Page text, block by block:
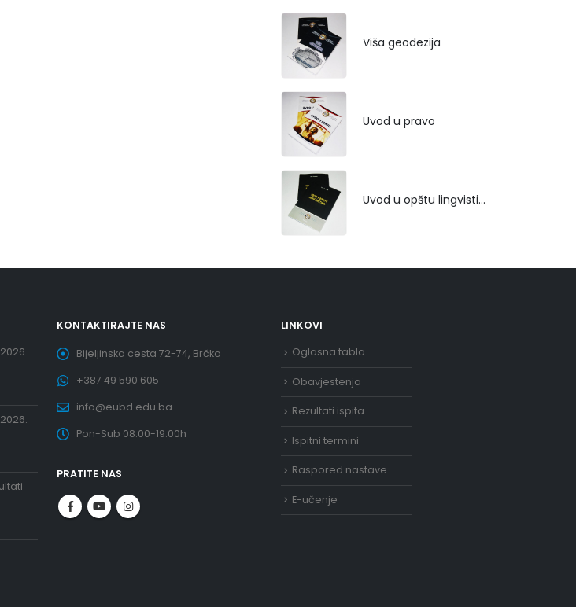
Viša geodezija
Uvod u pravo
Uvod u opštu lingvistiku
KONTAKTIRAJTE NAS
Bijeljinska cesta 72-74, Brčko
+387 49 590 605
info@eubd.edu.ba
Pon-Sub 08.00-19.00h
PRATITE NAS
LINKOVI
Oglasna tabla
Obavjestenja
Rezultati ispita
Ispitni termini
Raspored nastave
E-učenje